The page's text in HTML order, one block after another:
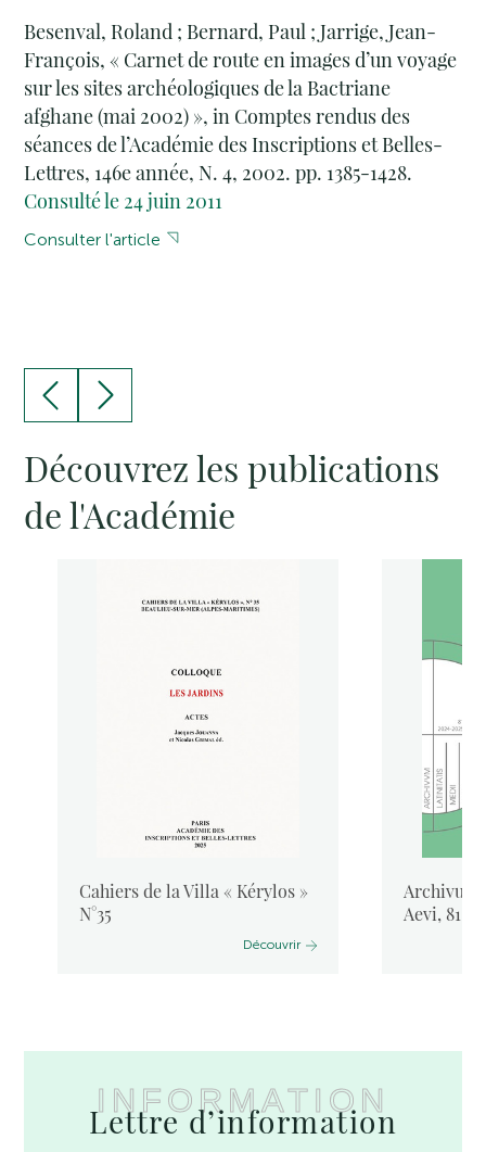
Besenval, Roland ; Bernard, Paul ; Jarrige, Jean-
François, « Carnet de route en images d’un voyage
sur les sites archéologiques de la Bactriane
afghane (mai 2002) », in Comptes rendus des
séances de l’Académie des Inscriptions et Belles-
Lettres, 146e année, N. 4, 2002. pp. 1385-1428.
Consulté le 24 juin 2011
Consulter l'article
Découvrez les publications
de l'Académie
Cahiers de la Villa « Kérylos »
N°35
Découvrir
Aevi, 81,
INFORMATION
Lettre d’information